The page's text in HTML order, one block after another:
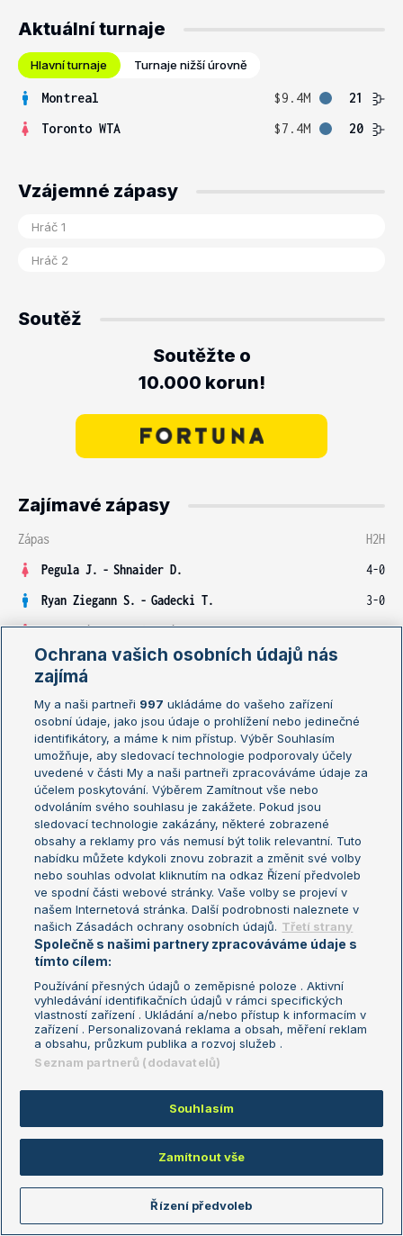
Aktuální turnaje
Hlavní turnaje Turnaje nižší úrovně
Montreal $9.4M
21
Toronto WTA
$7.4M 20
Vzájemné zápasy
Soutěž
Soutěžte o
10.000 korun!
Zajímavé zápasy
Zápas
H2H
Pegula J. - Shnaider D.
4-0
Ryan Ziegann S. - Gadecki T.
3-0
Brantmeier R. - Mandlik E.
0-3
Sakkari M. - Gauff C.
Mertens E. - Osaka N.
Profily hráčů
Sázkařský žebříček
Nejziskovější Nejztrátovější
Cerundolo Juan Manuel
+1737
Obradovic Andrea
Eala Alexandra
+1091
Torres Tiago
Aguiard Enzo
Ochrana vašich osobních údajů nás
zajímá
My a naši partneři 997 ukládáme do vašeho zařízení
osobní údaje, jako jsou údaje o prohlížení nebo jedinečné
identifikátory, a máme k nim přístup. Výběr Souhlasím
umožňuje, aby sledovací technologie podporovaly účely
uvedené v části My a naši partneři zpracováváme údaje za
účelem poskytování. Výběrem Zamítnout vše nebo
odvoláním svého souhlasu je zakážete. Pokud jsou
sledovací technologie zakázány, některé zobrazené
obsahy a reklamy pro vás nemusí být tolik relevantní. Tuto
nabídku můžete kdykoli znovu zobrazit a změnit své volby
nebo souhlas odvolat kliknutím na odkaz Řízení předvoleb
ve spodní části webové stránky. Vaše volby se projeví v
našem Internetová stránka. Další podrobnosti naleznete v
našich Zásadách ochrany osobních údajů. Třetí strany
Společně s našimi partnery zpracováváme údaje s
tímto cílem:
Používání přesných údajů o zeměpisné poloze . Aktivní
vyhledávání identifikačních údajů v rámci specifických
vlastností zařízení . Ukládání a/nebo přístup k informacím v
zařízení . Personalizovaná reklama a obsah, měření reklam
a obsahu, průzkum publika a rozvoj služeb .
Seznam partnerů (dodavatelů)
Souhlasím
Zamítnout vše
Řízení předvoleb